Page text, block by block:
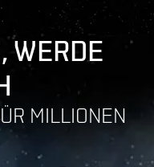
WERDE
MILLIONEN